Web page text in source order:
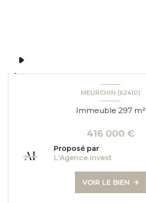
MEURCHIN (62410)
Immeuble 297 m²
416 000 €
Proposé par
L'Agence Invest
VOIR LE BIEN